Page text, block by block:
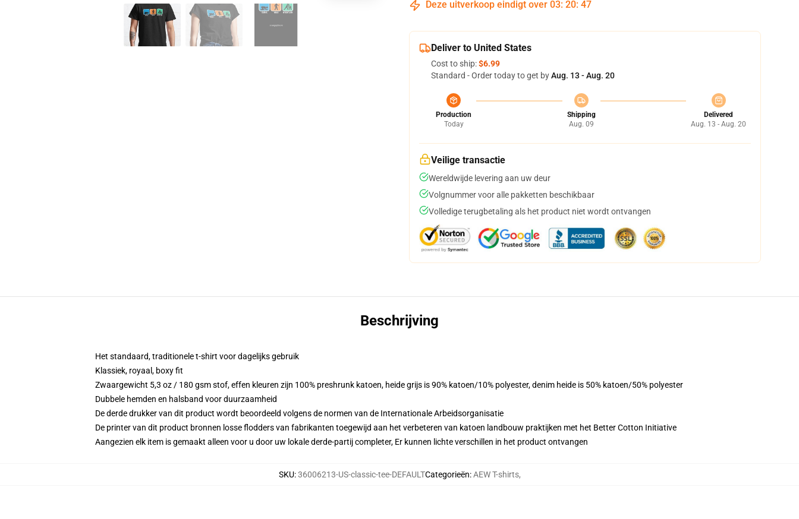
Deze uitverkoop eindigt over 03: 20: 46
Deliver to United States
Cost to ship:$6.99
Standard - Order today to get byAug. 13 - Aug. 20
Production
Today
Shipping
Aug. 09
Delivered
Aug. 13 - Aug. 20
Veilige transactie
Wereldwijde levering aan uw deur
Volgnummer voor alle pakketten beschikbaar
Volledige terugbetaling als het product niet wordt ontvangen
Beschrijving
Het standaard, traditionele t-shirt voor dagelijks gebruik
Klassiek, royaal, boxy fit
Zwaargewicht 5,3 oz / 180 gsm stof, effen kleuren zijn 100% preshrunk katoen, heide grijs is 90% katoen/10% polyester, denim heide is 50% katoen/50% polyester
Dubbele hemden en halsband voor duurzaamheid
De derde drukker van dit product wordt beoordeeld volgens de normen van de Internationale Arbeidsorganisatie
De printer van dit product bronnen losse flodders van fabrikanten toegewijd aan het verbeteren van katoen landbouw praktijken met het Better Cotton Initiative
Aangezien elk item is gemaakt alleen voor u door uw lokale derde-partij completer, Er kunnen lichte verschillen in het product ontvangen
SKU:36006213-US-classic-tee-DEFAULTCategorieën:AEW T-shirts,